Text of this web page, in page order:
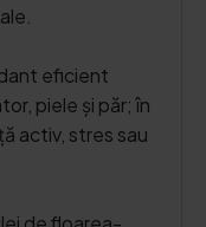
eficient
piele și păr; în
activ, stres sau